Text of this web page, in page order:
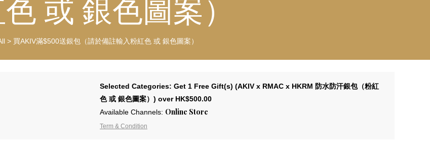
或 銀色圖案）
> 買AKIV滿$500送銀包（請於備註輸入粉紅色 或 銀色圖案）
Selected Categories: Get 1 Free Gift(s) (AKIV x RMAC x HKRM 防水防汗銀包（粉紅
色 或 銀色圖案）) over HK$500.00
Available Channels: Online Store
Term & Condition